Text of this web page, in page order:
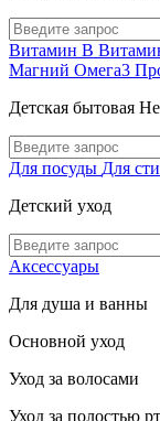
Витамин В
Магний Омега3
Детская бытовая
Для посуды Для
Детский уход
Аксессуары
Для душа и ванны
Основной уход
Уход за волосами
Уход за полостью